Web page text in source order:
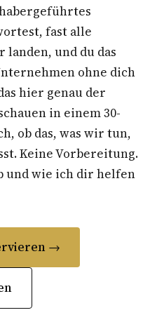
fast alle
und du das
ohne dich
hier genau der
in einem 30-
ob das, was wir tun,
Keine Vorbereitung.
und wie ich dir helfen
→